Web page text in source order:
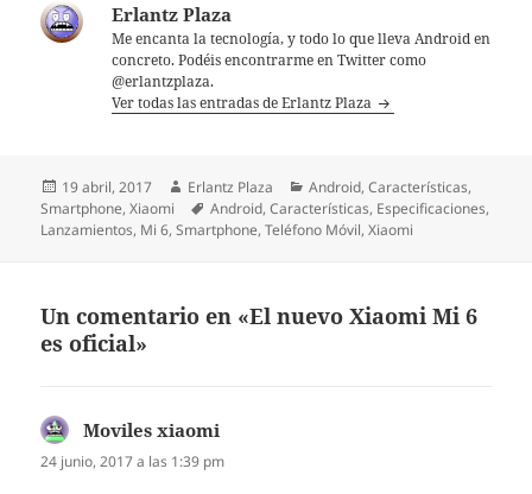
Erlantz Plaza
Me encanta la tecnología, y todo lo que lleva Android en
concreto. Podéis encontrarme en Twitter como
@erlantzplaza.
Ver todas las entradas de Erlantz Plaza
Publicado
el
19 abril, 2017 Autor
Erlantz Plaza Categorías
Android,Características,
Smartphone,Xiaomi Etiquetas
Android,Características, Especificaciones,
Lanzamientos, Mi 6,Smartphone,Teléfono Móvil,Xiaomi
Un comentario en «El nuevo Xiaomi Mi 6
es oficial»
Moviles xiaomi
24 junio, 2017 a las 1:39 pm